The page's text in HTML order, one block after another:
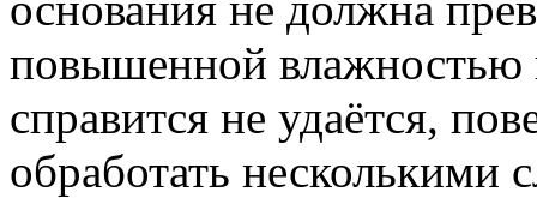
повышенной влажностью
справится не удаётся,
обработать несколькими